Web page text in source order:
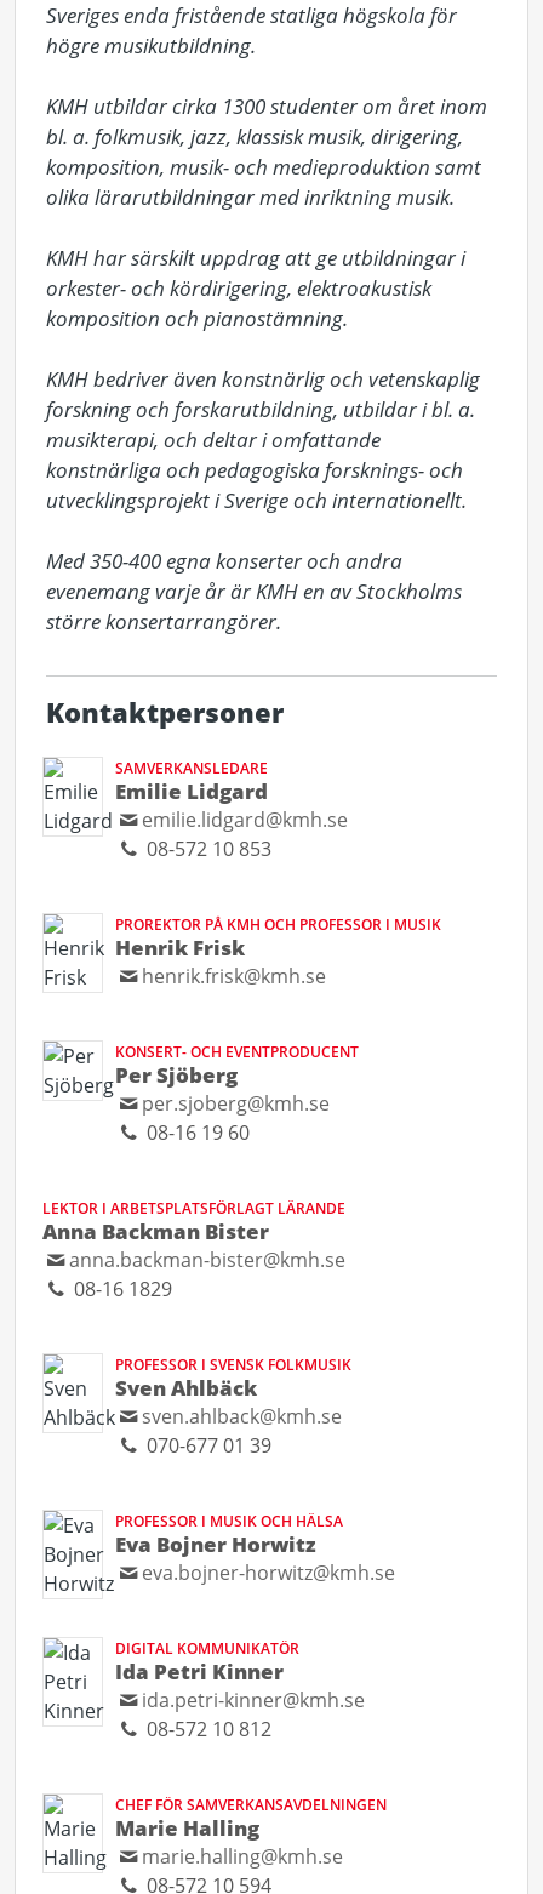
Sveriges enda fristående statliga högskola för
högre musikutbildning.
KMH utbildar cirka 1300 studenter om året inom
bl. a. folkmusik, jazz, klassisk musik, dirigering,
komposition, musik- och medieproduktion samt
olika lärarutbildningar med inriktning musik.
KMH har särskilt uppdrag att ge utbildningar i
orkester- och kördirigering, elektroakustisk
komposition och pianostämning.
KMH bedriver även konstnärlig och vetenskaplig
forskning och forskarutbildning, utbildar i bl. a.
musikterapi, och deltar i omfattande
konstnärliga och pedagogiska forsknings- och
utvecklingsprojekt i Sverige och internationellt.
Med 350-400 egna konserter och andra
evenemang varje år är KMH en av Stockholms
större konsertarrangörer.
Kontaktpersoner
SAMVERKANSLEDARE
Emilie Lidgard
emilie.lidgard@kmh.se
08-572 10 853
PROREKTOR PÅ KMH OCH PROFESSOR I MUSIK
Henrik Frisk
henrik.frisk@kmh.se
KONSERT- OCH EVENTPRODUCENT
Per Sjöberg
per.sjoberg@kmh.se
08-16 19 60
LEKTOR I ARBETSPLATSFÖRLAGT LÄRANDE
Anna Backman Bister
anna.backman-bister@kmh.se
08-16 1829
PROFESSOR I SVENSK FOLKMUSIK
Sven Ahlbäck
sven.ahlback@kmh.se
070-677 01 39
PROFESSOR I MUSIK OCH HÄLSA
Eva Bojner Horwitz
eva.bojner-horwitz@kmh.se
DIGITAL KOMMUNIKATÖR
Ida Petri Kinner
ida.petri-kinner@kmh.se
08-572 10 812
CHEF FÖR SAMVERKANSAVDELNINGEN
Marie Halling
marie.halling@kmh.se
08-572 10 594